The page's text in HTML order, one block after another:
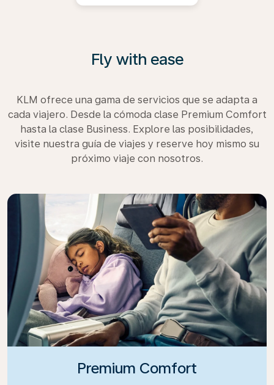
Fly with ease
KLM ofrece una gama de servicios que se adapta a
cada viajero. Desde la cómoda clase Premium Comfort
hasta la clase Business. Explore las posibilidades,
visite nuestra guía de viajes y reserve hoy mismo su
próximo viaje con nosotros.
Premium Comfort